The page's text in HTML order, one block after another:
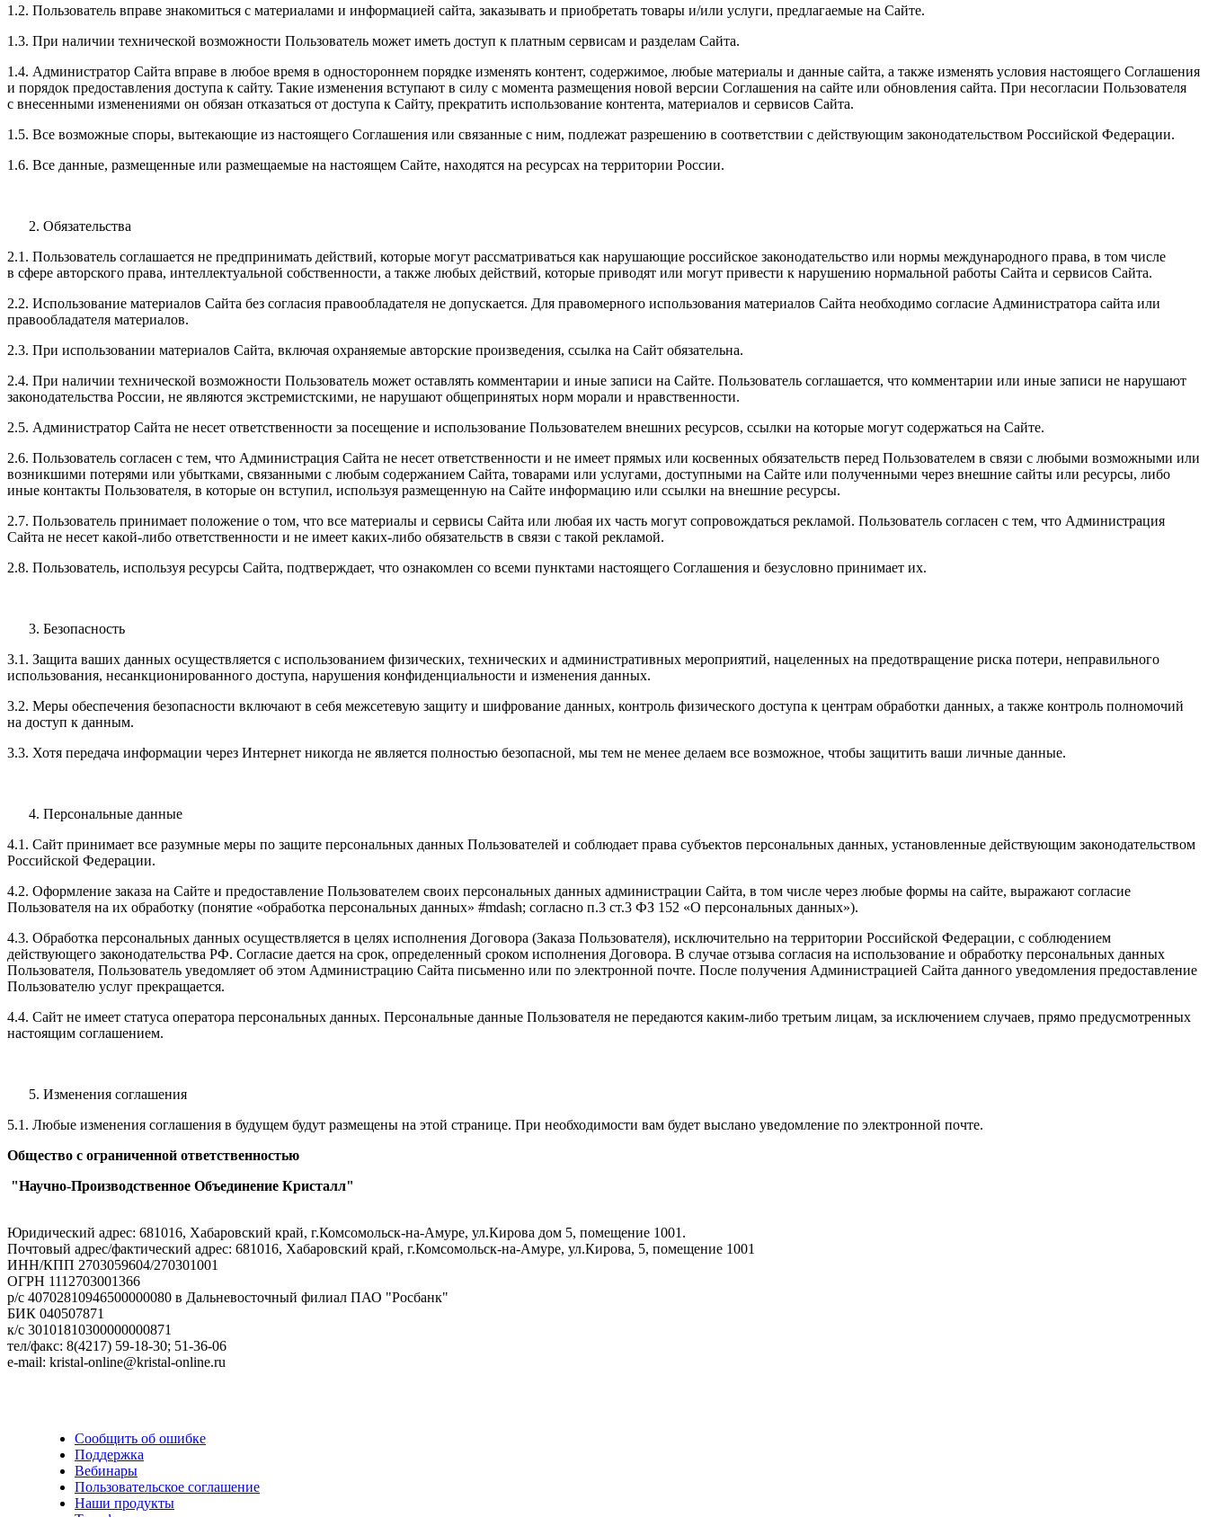
1.2. Пользователь вправе знакомиться с материалами и информацией сайта, заказывать и приобретать товары и/или услуги, предлагаемые на Сайте.
1.3. При наличии технической возможности Пользователь может иметь доступ к платным сервисам и разделам Сайта.
1.4. Администратор Сайта вправе в любое время в одностороннем порядке изменять контент, содержимое, любые материалы и данные сайта, а также изменять условия настоящего Соглашения
и порядок предоставления доступа к сайту. Такие изменения вступают в силу с момента размещения новой версии Соглашения на сайте или обновления сайта. При несогласии Пользователя
с внесенными изменениями он обязан отказаться от доступа к Сайту, прекратить использование контента, материалов и сервисов Сайта.
1.5. Все возможные споры, вытекающие из настоящего Соглашения или связанные с ним, подлежат разрешению в соответствии с действующим законодательством Российской Федерации.
1.6. Все данные, размещенные или размещаемые на настоящем Сайте, находятся на ресурсах на территории России.
Обязательства
2.1. Пользователь соглашается не предпринимать действий, которые могут рассматриваться как нарушающие российское законодательство или нормы международного права, в том числе
в сфере авторского права, интеллектуальной собственности, а также любых действий, которые приводят или могут привести к нарушению нормальной работы Сайта и сервисов Сайта.
2.2. Использование материалов Сайта без согласия правообладателя не допускается. Для правомерного использования материалов Сайта необходимо согласие Администратора сайта или
правообладателя материалов.
2.3. При использовании материалов Сайта, включая охраняемые авторские произведения, ссылка на Сайт обязательна.
2.4. При наличии технической возможности Пользователь может оставлять комментарии и иные записи на Сайте. Пользователь соглашается, что комментарии или иные записи не нарушают
законодательства России, не являются экстремистскими, не нарушают общепринятых норм морали и нравственности.
2.5. Администратор Сайта не несет ответственности за посещение и использование Пользователем внешних ресурсов, ссылки на которые могут содержаться на Сайте.
2.6. Пользователь согласен с тем, что Администрация Сайта не несет ответственности и не имеет прямых или косвенных обязательств перед Пользователем в связи с любыми возможными или
возникшими потерями или убытками, связанными с любым содержанием Сайта, товарами или услугами, доступными на Сайте или полученными через внешние сайты или ресурсы, либо
иные контакты Пользователя, в которые он вступил, используя размещенную на Сайте информацию или ссылки на внешние ресурсы.
2.7. Пользователь принимает положение о том, что все материалы и сервисы Сайта или любая их часть могут сопровождаться рекламой. Пользователь согласен с тем, что Администрация
Сайта не несет какой-либо ответственности и не имеет каких-либо обязательств в связи с такой рекламой.
2.8. Пользователь, используя ресурсы Сайта, подтверждает, что ознакомлен со всеми пунктами настоящего Соглашения и безусловно принимает их.
Безопасность
3.1. Защита ваших данных осуществляется с использованием физических, технических и административных мероприятий, нацеленных на предотвращение риска потери, неправильного
использования, несанкционированного доступа, нарушения конфиденциальности и изменения данных.
3.2. Меры обеспечения безопасности включают в себя межсетевую защиту и шифрование данных, контроль физического доступа к центрам обработки данных, а также контроль полномочий
на доступ к данным.
3.3. Хотя передача информации через Интернет никогда не является полностью безопасной, мы тем не менее делаем все возможное, чтобы защитить ваши личные данные.
Персональные данные
4.1. Сайт принимает все разумные меры по защите персональных данных Пользователей и соблюдает права субъектов персональных данных, установленные действующим законодательством
Российской Федерации.
4.2. Оформление заказа на Сайте и предоставление Пользователем своих персональных данных администрации Сайта, в том числе через любые формы на сайте, выражают согласие
Пользователя на их обработку (понятие «обработка персональных данных» #mdash; согласно п.3 ст.3 ФЗ 152 «О персональных данных»).
4.3. Обработка персональных данных осуществляется в целях исполнения Договора (Заказа Пользователя), исключительно на территории Российской Федерации, с соблюдением
действующего законодательства РФ. Согласие дается на срок, определенный сроком исполнения Договора. В случае отзыва согласия на использование и обработку персональных данных
Пользователя, Пользователь уведомляет об этом Администрацию Сайта письменно или по электронной почте. После получения Администрацией Сайта данного уведомления предоставление
Пользователю услуг прекращается.
4.4. Сайт не имеет статуса оператора персональных данных. Персональные данные Пользователя не передаются каким-либо третьим лицам, за исключением случаев, прямо предусмотренных
настоящим соглашением.
Изменения соглашения
5.1. Любые изменения соглашения в будущем будут размещены на этой странице. При необходимости вам будет выслано уведомление по электронной почте.
Общество с ограниченной ответственностью
"Научно-Производственное Объединение Кристалл"
Юридический адрес: 681016, Хабаровский край, г.Комсомольск-на-Амуре, ул.Кирова дом 5, помещение 1001.
Почтовый адрес/фактический адрес: 681016, Хабаровский край, г.Комсомольск-на-Амуре, ул.Кирова, 5, помещение 1001
ИНН/КПП 2703059604/270301001
ОГРН 1112703001366
р/с 40702810946500000080 в Дальневосточный филиал ПАО "Росбанк"
БИК 040507871
к/с 30101810300000000871
тел/факс: 8(4217) 59-18-30; 51-36-06
e-mail: kristal-online@kristal-online.ru
Сообщить об ошибке
Поддержка
Вебинары
Пользовательское соглашение
Наши продукты